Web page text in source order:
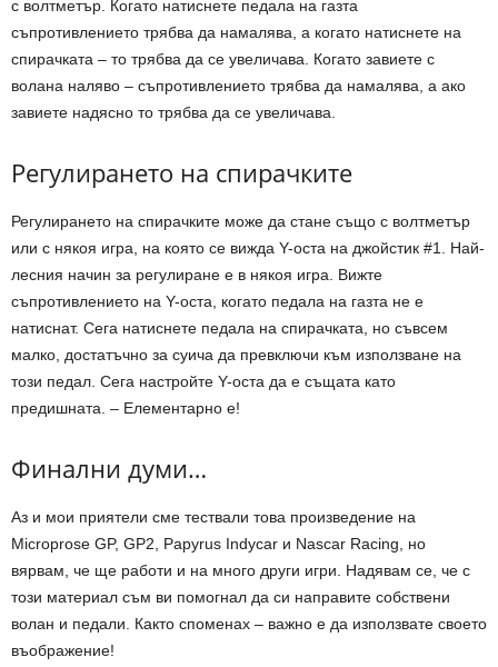
с волтметър. Когато натиснете педала на газта
съпротивлението трябва да намалява, а когато натиснете на
спирачката – то трябва да се увеличава. Когато завиете с
волана наляво – съпротивлението трябва да намалява, а ако
завиете надясно то трябва да се увеличава.
Регулирането на спирачките
Регулирането на спирачките може да стане също с волтметър
или с някоя игра, на която се вижда Y-оста на джойстик #1. Най-
лесния начин за регулиране е в някоя игра. Вижте
съпротивлението на Y-оста, когато педала на газта не е
натиснат. Сега натиснете педала на спирачката, но съвсем
малко, достатъчно за суича да превключи към използване на
този педал. Сега настройте Y-оста да е същата като
предишната. – Елементарно е!
Финални думи…
Аз и мои приятели сме тествали това произведение на
Microprose GP, GP2, Papyrus Indycar и Nascar Racing, но
вярвам, че ще работи и на много други игри. Надявам се, че с
този материал съм ви помогнал да си направите собствени
волан и педали. Както споменах – важно е да използвате своето
въображение!